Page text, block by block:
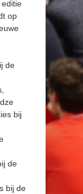
op
de
bij
de
bij de